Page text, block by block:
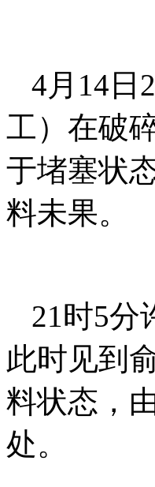
4月14日
工）在破
于堵塞状
料未果。
21时5分
此时见到
料状态，
处。